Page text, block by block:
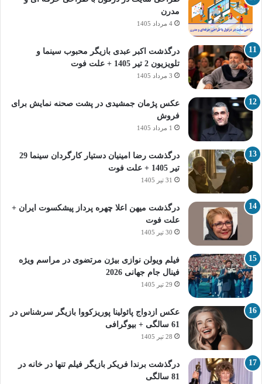
مدرن
4 مرداد 1405
درگذشت اکبر عبدی بازیگر محبوب سینما و
تلویزیون 2 تیر 1405 + علت فوت
3 مرداد 1405
عکس پژمان جمشیدی در پشت صحنه نمایش برای
فروش
1 مرداد 1405
درگذشت رضا امینیان دستیار کارگردان سینما 29
تیر 1405 + علت فوت
31 تیر 1405
درگذشت میهن اعلا چهره پرداز پیشکسوت ایران +
علت فوت
30 تیر 1405
فیلم ویولن نوازی بیژن مرتضوی در مراسم ویژه
فینال جام جهانی 2026
29 تیر 1405
عکس ازدواج پائولینا پوریزکووا بازیگر سرشناس در
61 سالگی + بیوگرافی
28 تیر 1405
درگذشت برندا فریکر بازیگر فیلم تنها در خانه در
81 سالگی